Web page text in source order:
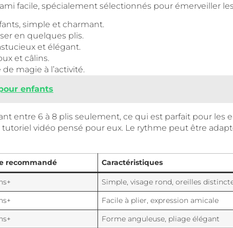
facile, spécialement sélectionnés pour émerveiller
simple et charmant.
en quelques plis.
et élégant.
et câlins.
magie à l’activité.
enfants
entre 6 à 8 plis seulement, ce qui est parfait pour les
vidéo pensé pour eux. Le rythme peut être
recommandé Caractéristiques
Simple, visage rond, oreilles
Facile à plier, expression amicale
Forme anguleuse, pliage élégant